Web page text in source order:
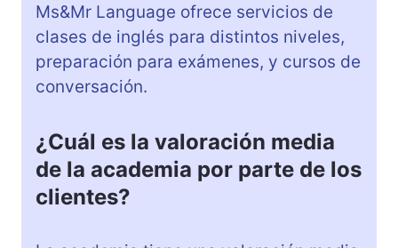
Ms&Mr Language ofrece servicios de
clases de inglés para distintos niveles,
preparación para exámenes, y cursos de
conversación.
¿Cuál es la valoración media
de la academia por parte de los
clientes?